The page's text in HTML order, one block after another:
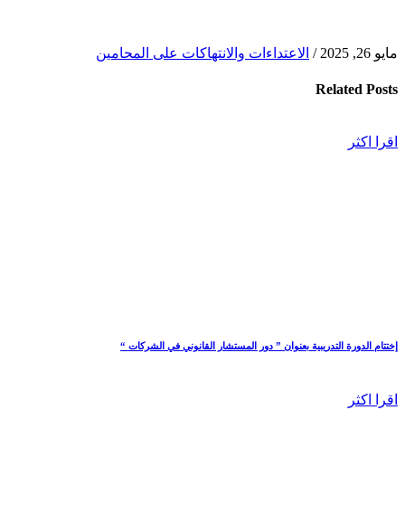
مايو 26, 2025 / الاعتداءات والانتهاكات على المحامين
Related Posts
اقرا اكثر
إختتام الدورة التدريبية بعنوان ” دور المستشار القانوني في الشركات “
اقرا اكثر